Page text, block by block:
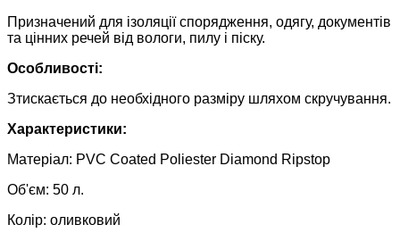
Призначений для ізоляції спорядження, одягу, документів
та цінних речей від вологи, пилу і піску.
Особливості:
Зтискається до необхідного разміру шляхом скручування.
Характеристики:
Матеріал: PVC Coated Poliester Diamond Ripstop
Об'єм: 50 л.
Колір: оливковий